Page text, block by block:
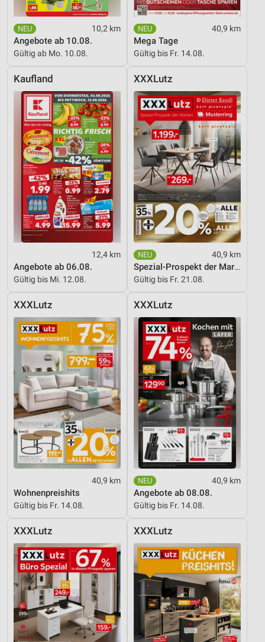
10,2 km
Angebote ab 10.08.
Gültig ab Mo. 10.08.
40,9 km
Mega Tage
Gültig bis Fr. 14.08.
Kaufland
12,4 km
Angebote ab 06.08.
Gültig bis Mi. 12.08.
XXXLutz
40,9 km
Spezial-Prospekt der Marken
Gültig bis Fr. 21.08.
XXXLutz
40,9 km
Wohnenpreishits
Gültig bis Fr. 14.08.
XXXLutz
40,9 km
Angebote ab 08.08.
Gültig bis Fr. 14.08.
XXXLutz XXXLutz